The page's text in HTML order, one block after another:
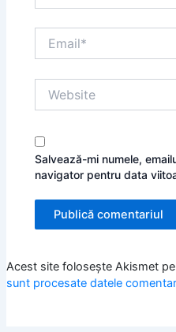
Salvează-mi numele,
navigator pentru data
Acest site folosește Akismet
sunt procesate datele